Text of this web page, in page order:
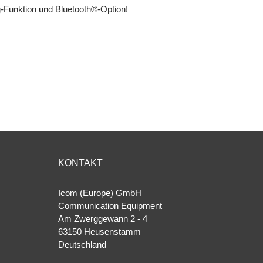
und Bluetooth®-Option!
KONTAKT
Icom (Europe) GmbH
Communication Equipment
Am Zwerggewann 2 ‐ 4
63150 Heusenstamm
Deutschland